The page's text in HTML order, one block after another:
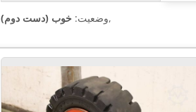
وضعیت: خوب (دست دوم) ,